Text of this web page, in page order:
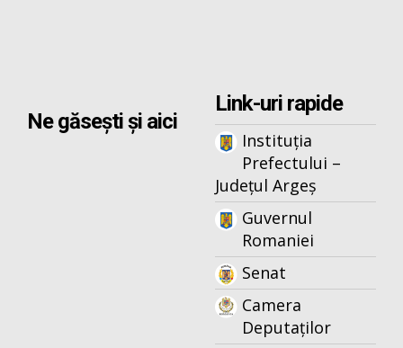
Ne găsești și aici
Link-uri rapide
Instituția
Prefectului –
Județul Argeș
Guvernul
Romaniei
Senat
Camera
Deputaților